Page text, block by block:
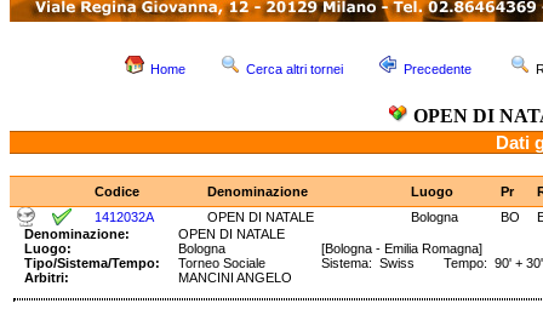
Home Cerca altri tornei Precedente
OPEN DI
Dati
Codice Denominazione Luogo Pr
1412032A
OPEN DI NATALE Bologna BO
Denominazione:
OPEN DI NATALE
Luogo:
Bologna
[Bologna - Emilia Romagna]
Tipo/Sistema/Tempo:
Torneo Sociale
Sistema: Swiss Tempo: 90' +
Arbitri:
MANCINI ANGELO